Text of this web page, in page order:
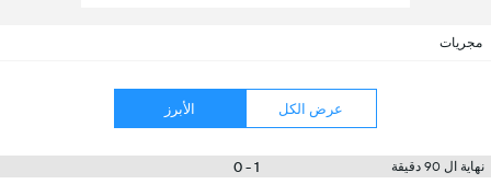
مجريات
عرض الكل الأبرز
نهاية ال 90 دقيقة 1 - 0